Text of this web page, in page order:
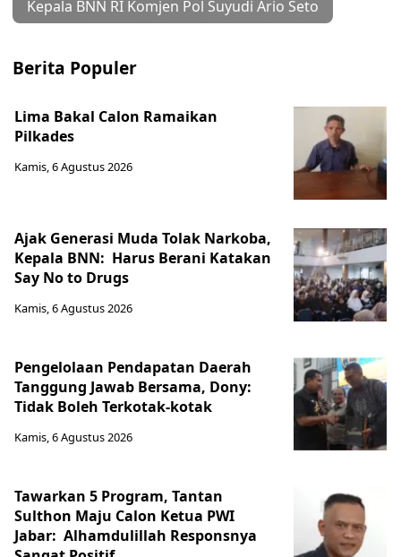
Kepala BNN RI Komjen Pol Suyudi Ario Seto
Berita Populer
Lima Bakal Calon Ramaikan
Pilkades
Kamis, 6 Agustus 2026
Ajak Generasi Muda Tolak Narkoba,
Kepala BNN: Harus Berani Katakan
Say No to Drugs
Kamis, 6 Agustus 2026
Pengelolaan Pendapatan Daerah
Tanggung Jawab Bersama, Dony:
Tidak Boleh Terkotak-kotak
Kamis, 6 Agustus 2026
Tawarkan 5 Program, Tantan
Sulthon Maju Calon Ketua PWI
Jabar: Alhamdulillah Responsnya